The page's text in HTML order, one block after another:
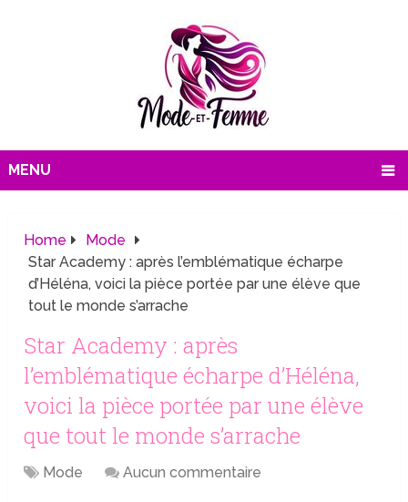
MENU
Home
Mode
Star Academy : après l’emblématique écharpe
d’Héléna, voici la pièce portée par une élève que
tout le monde s’arrache
Star Academy : après
l’emblématique écharpe d’Héléna,
voici la pièce portée par une élève
que tout le monde s’arrache
Mode Aucun commentaire